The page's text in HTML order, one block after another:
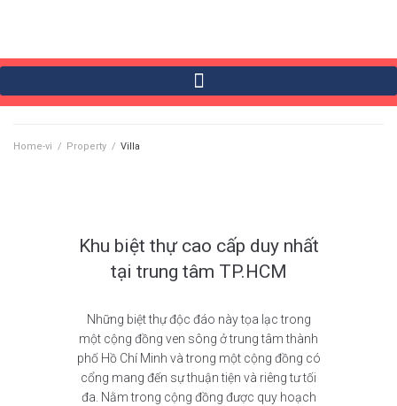
Home-vi / Property / Villa
Khu biệt thự cao cấp duy nhất
tại trung tâm TP.HCM
Những biệt thự độc đáo này tọa lạc trong
một cộng đồng ven sông ở trung tâm thành
phố Hồ Chí Minh và trong một cộng đồng có
cổng mang đến sự thuận tiện và riêng tư tối
đa. Nằm trong cộng đồng được quy hoạch